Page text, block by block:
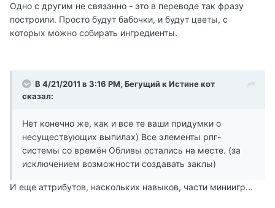
Одно с другим не связанно - это в переводе так фразу
построили. Просто будут бабочки, и будут цветы, с
которых можно собирать ингредиенты.
В 4/21/2011 в 3:16 PM, Бегущий к Истине кот
сказал:
Нет конечно же, как и все те ваши придумки о
несуществующих выпилах) Все элементы рпг-
системы со времён Обливы остались на месте. (за
исключением возможности создавать заклы)
И еще аттрибутов, наскольких навыков, части миниигр...